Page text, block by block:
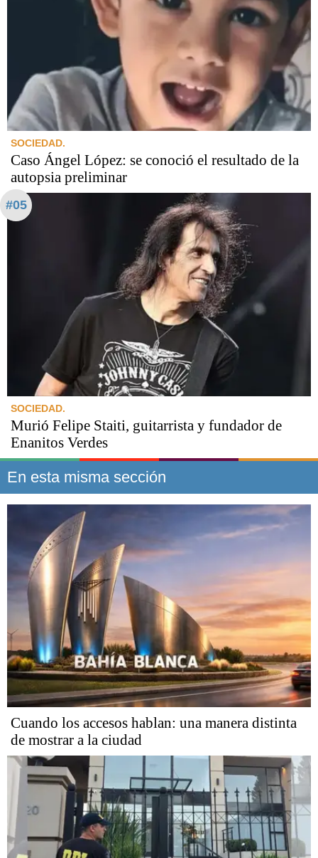
SOCIEDAD.
Caso Ángel López: se conoció el resultado de la
autopsia preliminar
#05
SOCIEDAD.
Murió Felipe Staiti, guitarrista y fundador de
Enanitos Verdes
En esta misma sección
Cuando los accesos hablan: una manera distinta
de mostrar a la ciudad